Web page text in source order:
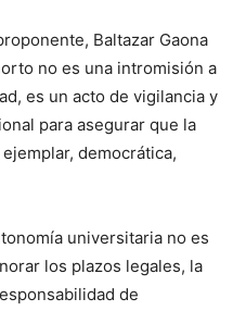
Baltazar Gaona
no es una intromisión a
es un acto de vigilancia y
para asegurar que la
democrática,
universitaria no es
los plazos legales, la
de